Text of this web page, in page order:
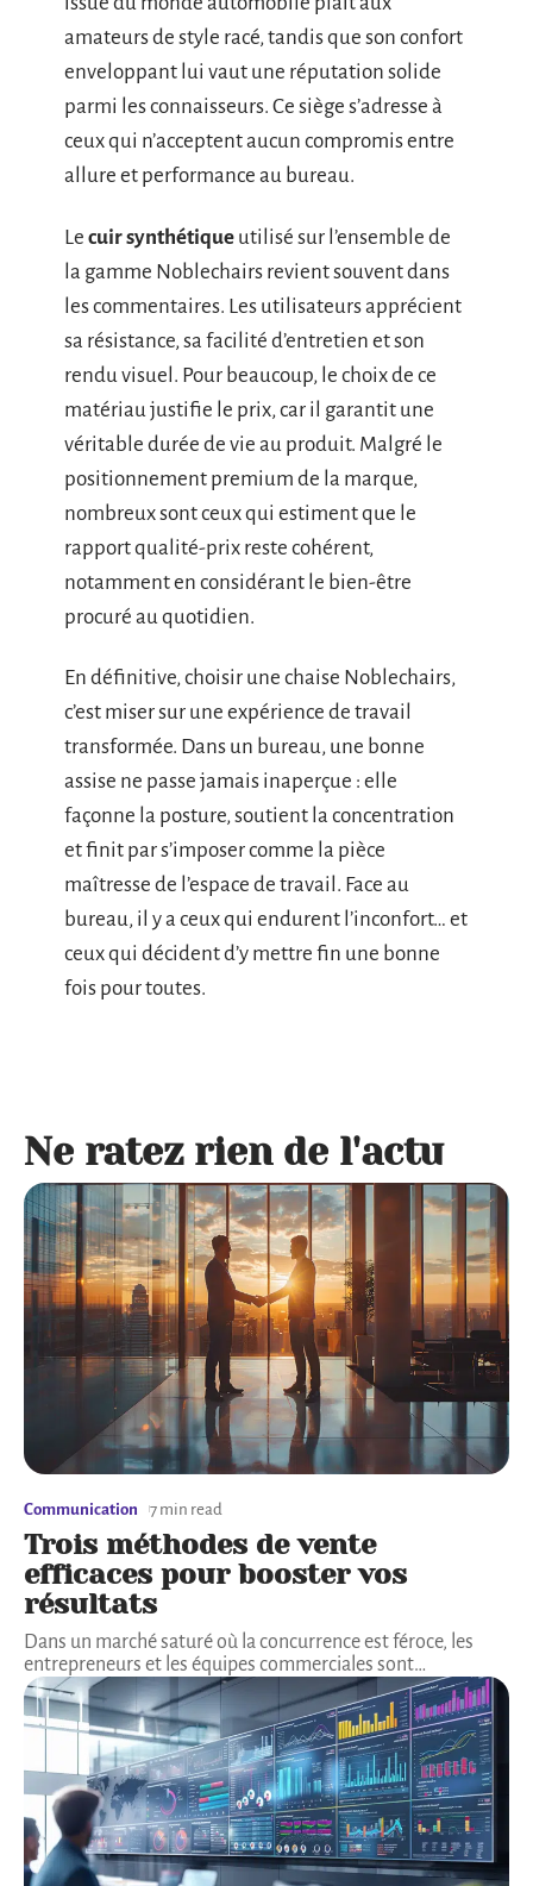
amateurs de style racé, tandis que son confort
enveloppant lui vaut une réputation solide
parmi les connaisseurs. Ce siège s’adresse à
ceux qui n’acceptent aucun compromis entre
allure et performance au bureau.
Le cuir synthétique utilisé sur l’ensemble de
la gamme Noblechairs revient souvent dans
les commentaires. Les utilisateurs apprécient
sa résistance, sa facilité d’entretien et son
rendu visuel. Pour beaucoup, le choix de ce
matériau justifie le prix, car il garantit une
véritable durée de vie au produit. Malgré le
positionnement premium de la marque,
nombreux sont ceux qui estiment que le
rapport qualité-prix reste cohérent,
notamment en considérant le bien-être
procuré au quotidien.
En définitive, choisir une chaise Noblechairs,
c’est miser sur une expérience de travail
transformée. Dans un bureau, une bonne
assise ne passe jamais inaperçue : elle
façonne la posture, soutient la concentration
et finit par s’imposer comme la pièce
maîtresse de l’espace de travail. Face au
bureau, il y a ceux qui endurent l’inconfort… et
ceux qui décident d’y mettre fin une bonne
fois pour toutes.
Ne ratez rien de l'actu
Communication 7 min read
Trois méthodes de vente
efficaces pour booster vos
résultats
Dans un marché saturé où la concurrence est féroce, les
entrepreneurs et les équipes commerciales sont…